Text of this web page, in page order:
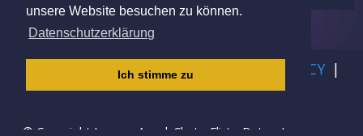
unsere Website besuchen zu können.
Datenschutzerklärung
Ich stimme zu
TERMS OF USE PRIVACY POLICY |
CHILDREN PRIVACY
© Copyright Lovers-App | Chat - Flirt - Date - Love